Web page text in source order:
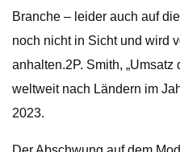
Branche – leider auch auf
noch nicht in Sicht und wird
anhalten.2P. Smith,
weltweit nach Ländern im
2023.